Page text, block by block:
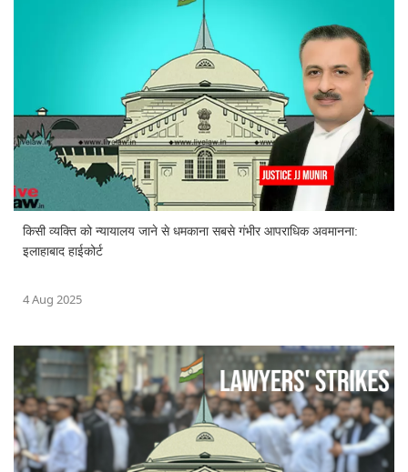
किसी व्यक्ति को न्यायालय जाने से धमकाना सबसे गंभीर आपराधिक अवमानना:
इलाहाबाद हाईकोर्ट
4 Aug 2025